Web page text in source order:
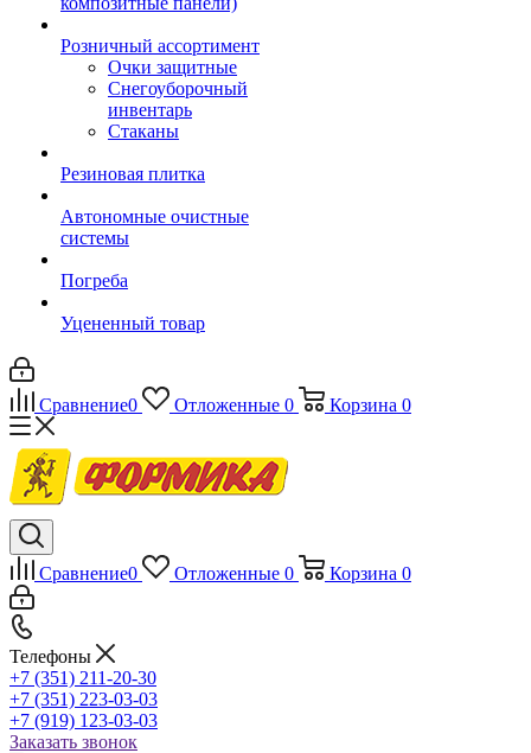
Розничный ассортимент
Очки защитные
Снегоуборочный
инвентарь
Стаканы
Резиновая плитка
Автономные очистные
системы
Погреба
Уцененный товар
Сравнение0 Отложенные 0 Корзина 0
Сравнение0 Отложенные 0 Корзина 0
Телефоны
+7 (351) 211-20-30
+7 (351) 223-03-03
+7 (919) 123-03-03
Заказать звонок